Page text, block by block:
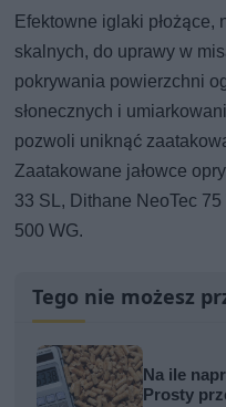
Efektowne iglaki
skalnych, do uprawy w
pokrywania powierzchni
słonecznych i
pozwoli uniknąć
Zaatakowane jałowce
33 SL, Dithane NeoTec
500 WG.
Tego nie możesz
Na ile
Prosty